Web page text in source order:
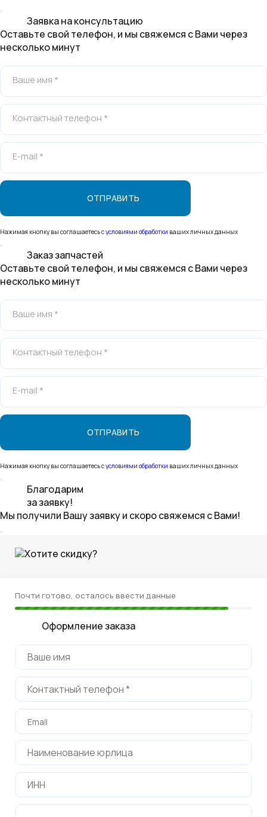
Заявка на консультацию
Оставьте свой телефон, и мы свяжемся с Вами через
несколько минут
Ваше имя *
Контактный телефон *
E-mail *
Нажимая кнопку вы соглашаетесь сусловиями обработки ваших личных данных
Заказ запчастей
Оставьте свой телефон, и мы свяжемся с Вами через
несколько минут
Ваше имя *
Контактный телефон *
E-mail *
Нажимая кнопку вы соглашаетесь сусловиями обработки ваших личных данных
Благодарим
за заявку!
Мы получили Вашу заявку и скоро свяжемся с Вами!
Хотите скидку?
Почти готово, осталось ввести данные
Оформление заказа